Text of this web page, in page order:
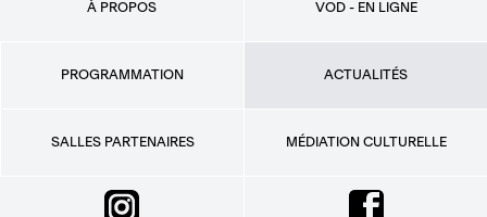
À PROPOS VOD - EN LIGNE
PROGRAMMATION ACTUALITÉS
SALLES PARTENAIRES MÉDIATION CULTURELLE